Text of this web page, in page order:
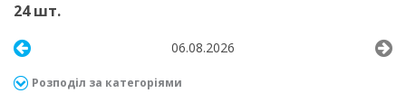
24 шт.
06.08.2026
Розподіл за категоріями